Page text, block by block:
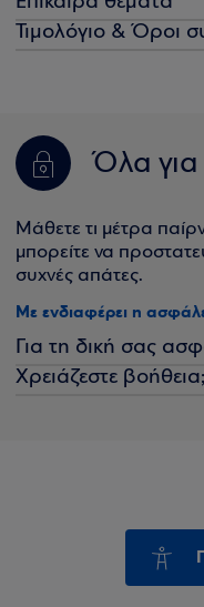
Τιμολόγιο & Όροι
Όλα για
Μάθετε τι μέτρα
μπορείτε να
συχνές απάτες.
Με ενδιαφέρει η
Για τη δική σας
Χρειάζεστε βοήθεια;